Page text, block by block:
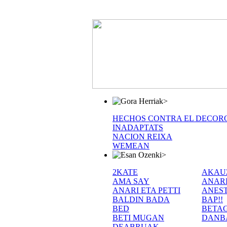
>
HECHOS CONTRA EL
INADAPTATS
NACION REIXA
WEMEAN
>
2KATE
AMA SAY
ANARI ETA PETTI
BALDIN BADA
BAP!!
BED
BETI MUGAN